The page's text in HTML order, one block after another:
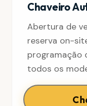
Chaveiro
Abertura de
reserva on-
programação
todos os